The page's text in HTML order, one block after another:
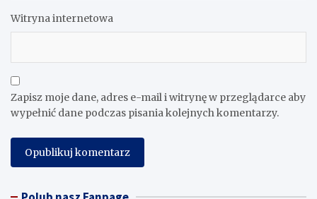
Witryna internetowa
Zapisz moje dane, adres e-mail i witrynę w przeglądarce aby
wypełnić dane podczas pisania kolejnych komentarzy.